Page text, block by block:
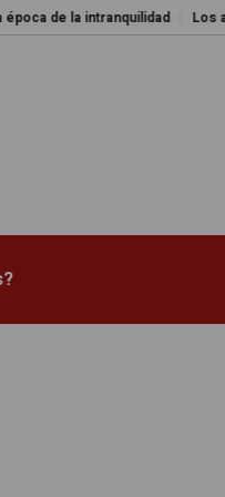
intranquilidad Los amos del